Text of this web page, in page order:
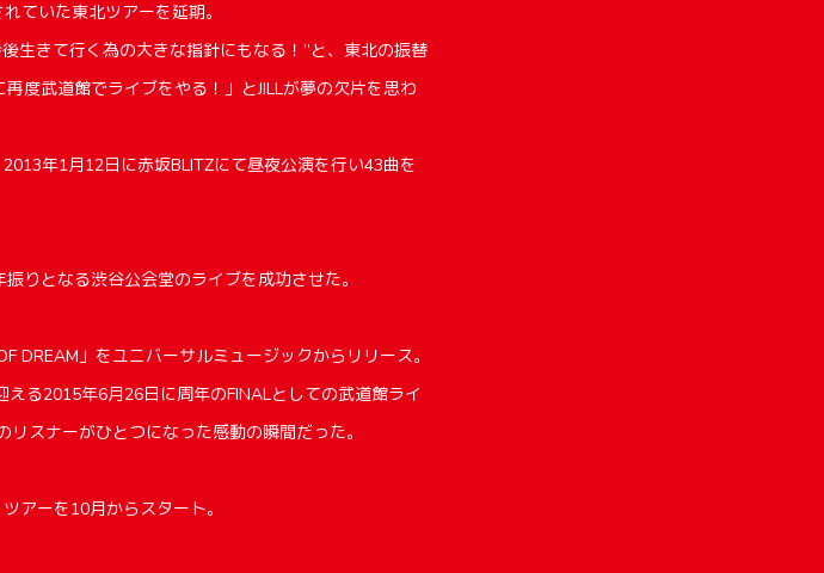
ていた東北ツアーを延期。
生きて行く為の大きな指針にもなる！”と、東北の振替
度武道館でライブをやる！」とJILLが夢の欠片を思わ
年1月12日に赤坂BLITZにて昼夜公演を行い43曲を
りとなる渋谷公会堂のライブを成功させた。
DREAM」をユニバーサルミュージックからリリース。
る2015年6月26日に周年のFINALとしての武道館ライ
スナーがひとつになった感動の瞬間だった。
アーを10月からスタート。